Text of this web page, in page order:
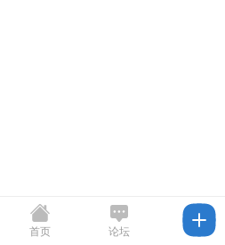
首页 论坛